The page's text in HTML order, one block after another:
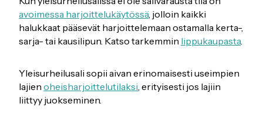
avoimessa harjoittelukäytössä, jolloin kaikki
halukkaat pääsevät harjoittelemaan ostamalla kerta-,
sarja- tai kausilipun. Katso tarkemmin lippukaupasta.
Yleisurheilusali sopii aivan erinomaisesti useimpien
lajien oheisharjoittelutilaksi, erityisesti jos lajiin
liittyy juokseminen.